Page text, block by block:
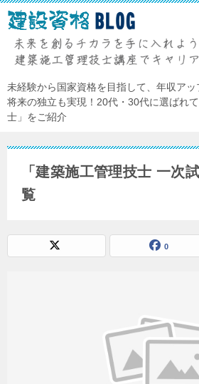
未経験から国家資格を目指して、年収アッ
将来の独立も実現！20代・30代に選ばれ
士」をご紹介
「建築施工管理技士 一次
覧
0